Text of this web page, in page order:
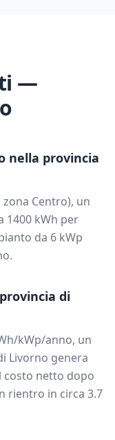
—
nella provincia
zona Centro), un
1400 kWh per
da 6 kWp
di
kWp/anno, un
Livorno genera
costo netto dopo
rientro in circa 3.7